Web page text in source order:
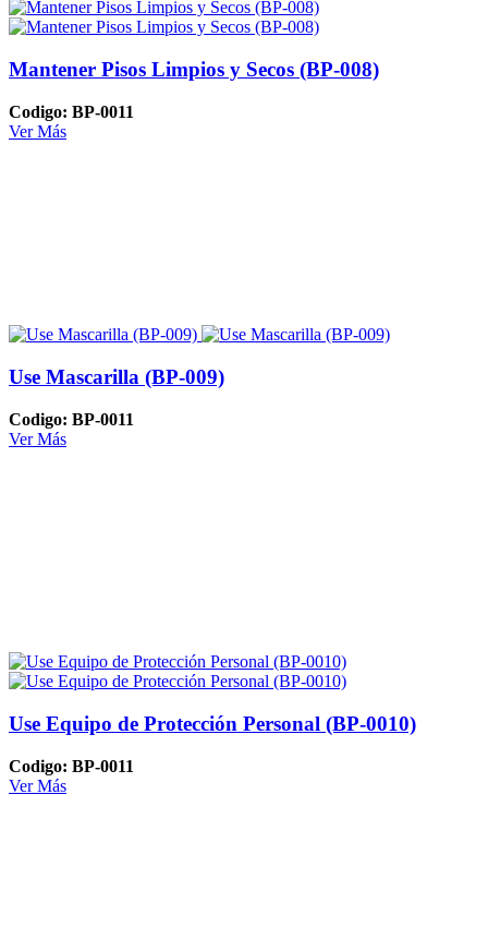
Mantener Pisos Limpios y Secos (BP-008)
Codigo: BP-0011
Ver Más
Use Mascarilla (BP-009)
Codigo: BP-0011
Ver Más
Use Equipo de Protección Personal (BP-0010)
Codigo: BP-0011
Ver Más